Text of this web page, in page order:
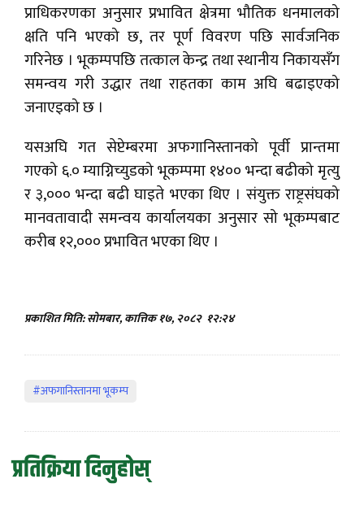
प्राधिकरणका अनुसार प्रभावित क्षेत्रमा भौतिक धनमालको
क्षति पनि भएको छ, तर पूर्ण विवरण पछि सार्वजनिक
गरिनेछ । भूकम्पपछि तत्काल केन्द्र तथा स्थानीय निकायसँग
समन्वय गरी उद्धार तथा राहतका काम अघि बढाइएको
जनाएइको छ ।
यसअघि गत सेप्टेम्बरमा अफगानिस्तानको पूर्वी प्रान्तमा
गएको ६.० म्याग्निच्युडको भूकम्पमा १४०० भन्दा बढीको मृत्यु
र ३,००० भन्दा बढी घाइते भएका थिए । संयुक्त राष्ट्रसंघको
मानवतावादी समन्वय कार्यालयका अनुसार सो भूकम्पबाट
करीब १२,००० प्रभावित भएका थिए ।
प्रकाशित मिति: सोमबार, कात्तिक १७, २०८२ १२:२४
#अफगानिस्तानमा भूकम्प
प्रतिक्रिया दिनुहोस्